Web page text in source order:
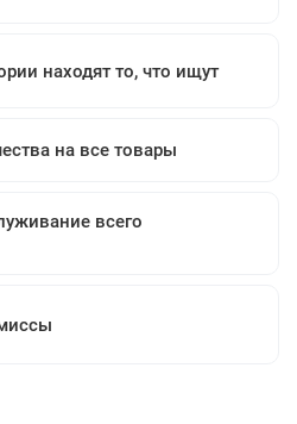
находят то, что ищут
на все товары
всего